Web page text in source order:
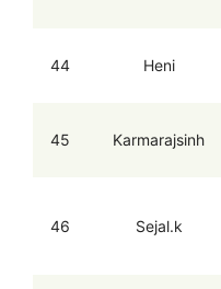
44 Heni
45 Karmarajsinh
46 Sejal.k